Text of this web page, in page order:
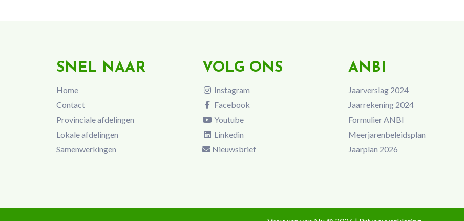
SNEL NAAR
Home
Contact
Provinciale afdelingen
Lokale afdelingen
Samenwerkingen
VOLG ONS
Instagram
Facebook
Youtube
Linkedin
Nieuwsbrief
ANBI
Jaarverslag 2024
Jaarrekening 2024
Formulier ANBI
Meerjarenbeleidsplan
Jaarplan 2026